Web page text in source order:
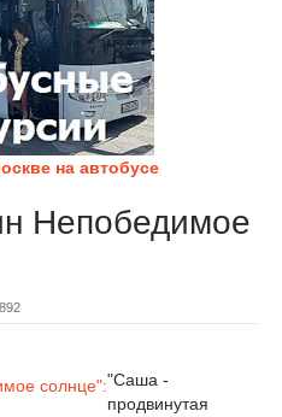
на автобусе
Непобедимое
892
"Саша -
продвинутая